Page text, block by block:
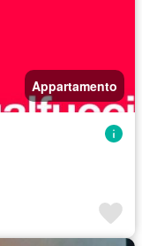
Appartamento